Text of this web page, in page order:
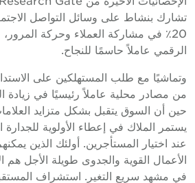
تشارك بنشاط على وسائل التواصل
20٪ في مشاركة العملاء وحركة المرور،
الرقمي عاملاً حاسمًا للنجاح.
وتماشيًا مع طلب المستهلكين على
من مصادر محلية عاملاً رئيسيًا في زيادة
حين أن السوق يتقبل بشكل متزايد
يستمر الملاك في إعطاء الأولوية للجدارة
عند اختيار المستأجرين. أولئك الذين
الأعمال القوية والجدوى طويلة الأجل هم
في مشهد سريع التغير. استشراف